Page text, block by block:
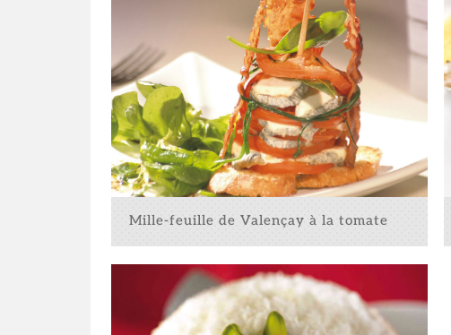
Mille-feuille de Valençay à la tomate